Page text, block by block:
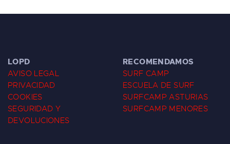
LOPD
AVISO LEGAL
PRIVACIDAD
COOKIES
SEGURIDAD Y
DEVOLUCIONES
RECOMENDAMOS
SURF CAMP
ESCUELA DE SURF
SURFCAMP ASTURIAS
SURFCAMP MENORES